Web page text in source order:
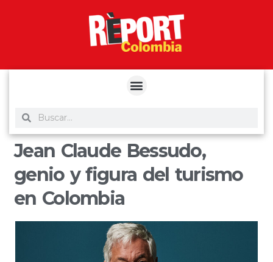
Jean Claude Bessudo,
genio y figura del turismo
en Colombia